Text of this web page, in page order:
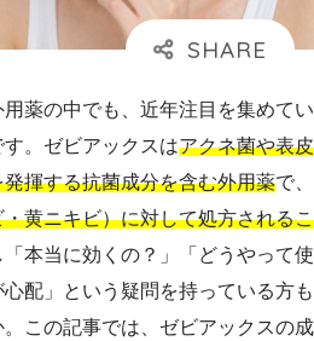
薬の中でも、近年注目を集めてい
。ゼビアックスはアクネ菌や表皮
揮する抗菌成分を含む外用薬で、
黄ニキビ）に対して処方されるこ
本当に効くの？」「どうやって使
配」という疑問を持っている方も
この記事では、ゼビアックスの成